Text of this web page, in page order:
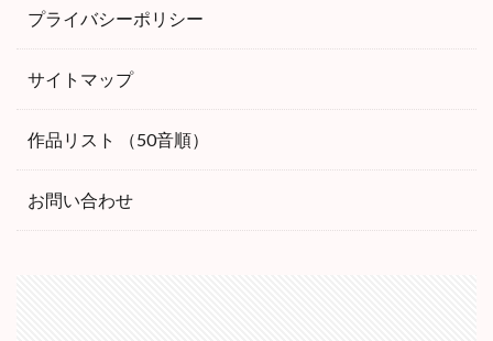
プライバシーポリシー
サイトマップ
作品リスト （50音順）
お問い合わせ